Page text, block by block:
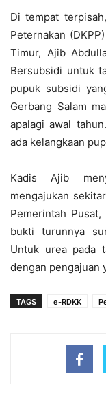
Di tempat
Peternakan
Timur, Ajib
Bersubsidi untuk
pupuk subsidi
Gerbang Salam
apalagi awal
ada kelangkaan
Kadis Ajib
mengajukan
Pemerintah
bukti turunnya
Untuk urea pada
dengan pengajuan
TAGS e-RDKK